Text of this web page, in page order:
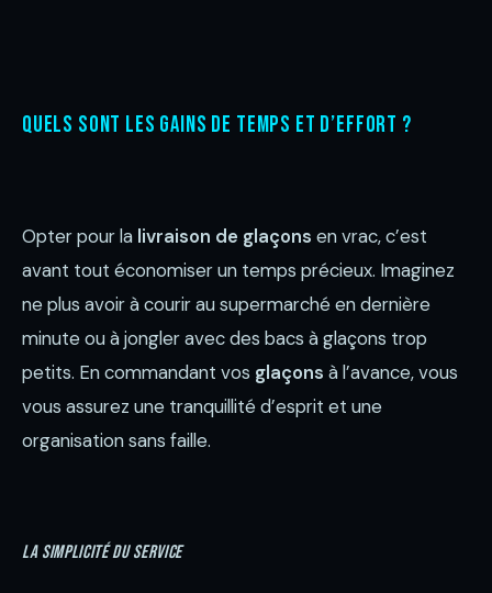
Quels sont les gains de temps et d’effort ?
Opter pour la livraison de glaçons en vrac, c’est
avant tout économiser un temps précieux. Imaginez
ne plus avoir à courir au supermarché en dernière
minute ou à jongler avec des bacs à glaçons trop
petits. En commandant vos glaçons à l’avance, vous
vous assurez une tranquillité d’esprit et une
organisation sans faille.
La simplicité du service